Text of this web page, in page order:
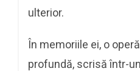
ulterior.
În memoriile ei, o
profundă, scrisă într-